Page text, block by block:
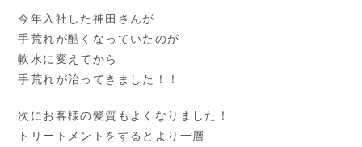
今年入社した神田さんが
手荒れが酷くなっていたのが
軟水に変えてから
手荒れが治ってきました！！
次にお客様の髪質もよくなりました！
トリートメントをするとより一層